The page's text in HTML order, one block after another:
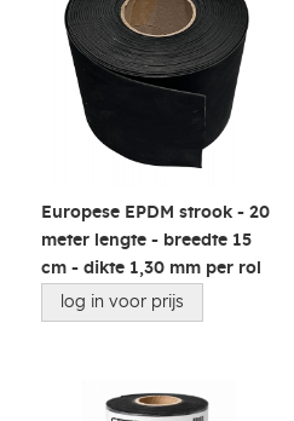
Europese EPDM strook - 20
meter lengte - breedte 15
cm - dikte 1,30 mm per rol
log in voor prijs